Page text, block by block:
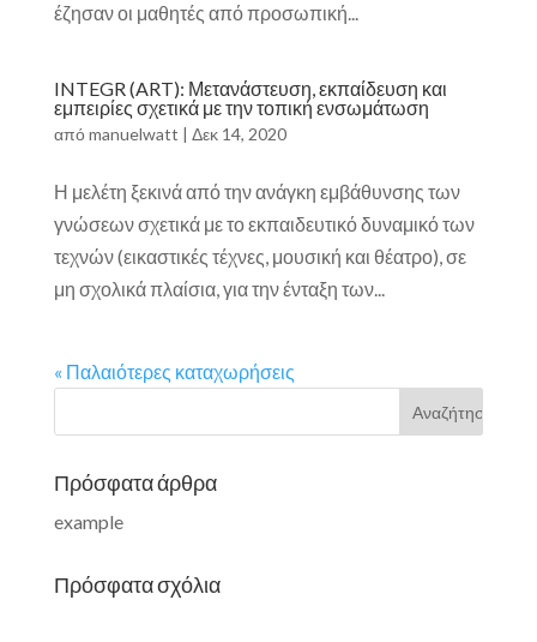
έζησαν οι μαθητές από προσωπική...
INTEGR (ART): Μετανάστευση, εκπαίδευση και
εμπειρίες σχετικά με την τοπική ενσωμάτωση
απόmanuelwatt | Δεκ 14, 2020
Η μελέτη ξεκινά από την ανάγκη εμβάθυνσης των
γνώσεων σχετικά με το εκπαιδευτικό δυναμικό των
τεχνών (εικαστικές τέχνες, μουσική και θέατρο), σε
μη σχολικά πλαίσια, για την ένταξη των...
« Παλαιότερες καταχωρήσεις
Πρόσφατα άρθρα
example
Πρόσφατα σχόλια